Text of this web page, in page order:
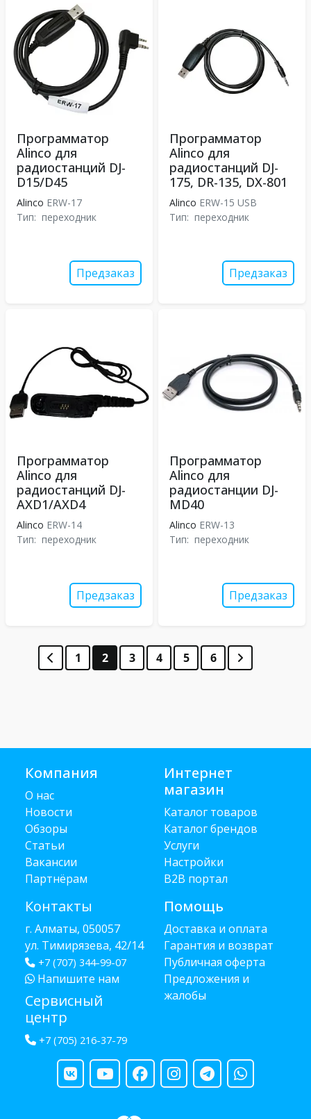
Программатор
Alinco для
радиостанций DJ-
D15/D45
Alinco ERW-17
Тип: переходник
Предзаказ
Программатор
Alinco для
радиостанций DJ-
175, DR-135, DX-801
Alinco ERW-15 USB
Тип: переходник
Предзаказ
Программатор
Alinco для
радиостанций DJ-
AXD1/AXD4
Alinco ERW-14
Тип: переходник
Предзаказ
Программатор
Alinco для
радиостанции DJ-
MD40
Alinco ERW-13
Тип: переходник
Предзаказ
1 2 3 4 5 6
Компания
О нас
Новости
Обзоры
Статьи
Вакансии
Партнёрам
Контакты
г. Алматы, 050057
ул. Тимирязева, 42/14
+7 (707) 344-99-07
Напишите нам
Сервисный
центр
+7 (705) 216-37-79
Интернет
магазин
Каталог товаров
Каталог брендов
Услуги
Настройки
B2B портал
Помощь
Доставка и оплата
Гарантия и возврат
Публичная оферта
Предложения и
жалобы